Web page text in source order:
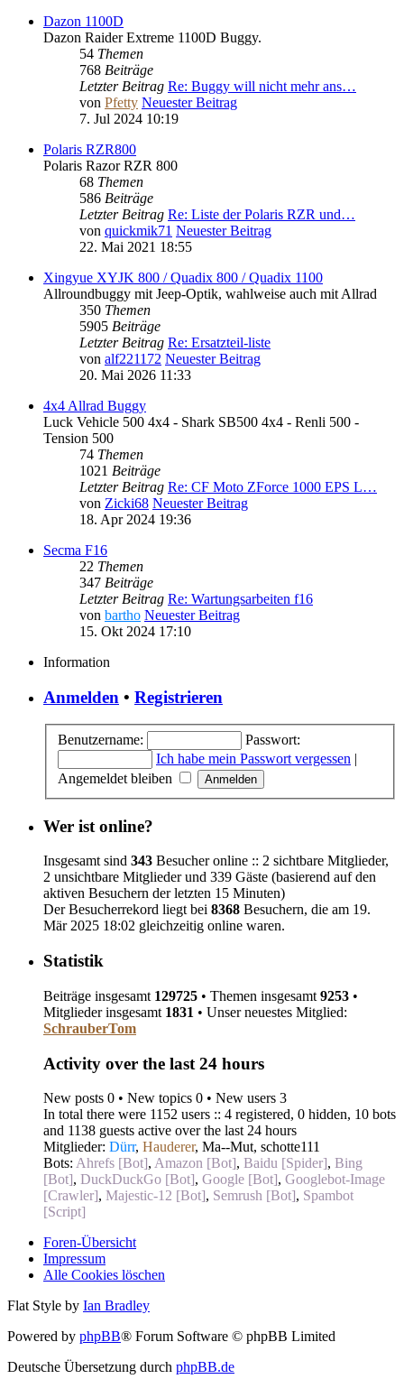
Dazon 1100D
Dazon Raider Extreme 1100D Buggy.
54 Themen
768 Beiträge
Letzter Beitrag Re: Buggy will nicht mehr ans…
von Pfetty Neuester Beitrag
7. Jul 2024 10:19
Polaris RZR800
Polaris Razor RZR 800
68 Themen
586 Beiträge
Letzter Beitrag Re: Liste der Polaris RZR und…
von quickmik71 Neuester Beitrag
22. Mai 2021 18:55
Xingyue XYJK 800 / Quadix 800 / Quadix 1100
Allroundbuggy mit Jeep-Optik, wahlweise auch mit Allrad
350 Themen
5905 Beiträge
Letzter Beitrag Re: Ersatzteil-liste
von alf221172 Neuester Beitrag
20. Mai 2026 11:33
4x4 Allrad Buggy
Luck Vehicle 500 4x4 - Shark SB500 4x4 - Renli 500 -
Tension 500
74 Themen
1021 Beiträge
Letzter Beitrag Re: CF Moto ZForce 1000 EPS L…
von Zicki68 Neuester Beitrag
18. Apr 2024 19:36
Secma F16
22 Themen
347 Beiträge
Letzter Beitrag Re: Wartungsarbeiten f16
von bartho Neuester Beitrag
15. Okt 2024 17:10
Information
Anmelden • Registrieren
Benutzername:
Passwort:
Ich habe mein Passwort vergessen |
Angemeldet bleiben
Wer ist online?
Insgesamt sind 343 Besucher online :: 2 sichtbare Mitglieder,
2 unsichtbare Mitglieder und 339 Gäste (basierend auf den
aktiven Besuchern der letzten 15 Minuten)
Der Besucherrekord liegt bei 8368 Besuchern, die am 19.
Mär 2025 18:02 gleichzeitig online waren.
Statistik
Beiträge insgesamt 129725 • Themen insgesamt 9253 •
Mitglieder insgesamt 1831 • Unser neuestes Mitglied:
SchrauberTom
Activity over the last 24 hours
New posts 0 • New topics 0 • New users 3
In total there were 1152 users :: 4 registered, 0 hidden, 10 bots
and 1138 guests active over the last 24 hours
Mitglieder: Dürr, Hauderer, Ma--Mut, schotte111
Bots: Ahrefs [Bot], Amazon [Bot], Baidu [Spider], Bing
[Bot], DuckDuckGo [Bot], Google [Bot], Googlebot-Image
[Crawler], Majestic-12 [Bot], Semrush [Bot], Spambot
[Script]
Foren-Übersicht
Impressum
Alle Cookies löschen
Flat Style by Ian Bradley
Powered by phpBB® Forum Software © phpBB Limited
Deutsche Übersetzung durch phpBB.de